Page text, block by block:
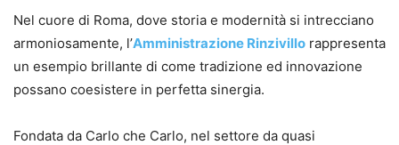
Nel cuore di Roma, dove storia e modernità si intrecciano
armoniosamente, l’Amministrazione Rinzivillo rappresenta
un esempio brillante di come tradizione ed innovazione
possano coesistere in perfetta sinergia.
Fondata da Carlo che Carlo, nel settore da quasi